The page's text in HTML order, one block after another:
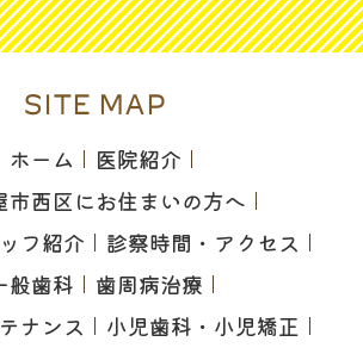
SITE MAP
ホーム
医院紹介
市西区にお住まいの方へ
フ紹介
診察時間・アクセス
般歯科
歯周病治療
ナンス
小児歯科・小児矯正